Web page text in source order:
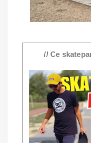
// Ce